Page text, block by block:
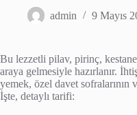
admin 9 Mayıs
Bu lezzetli pilav, pirinç,
araya gelmesiyle hazırlanır.
yemek, özel davet
İşte, detaylı tarifi: